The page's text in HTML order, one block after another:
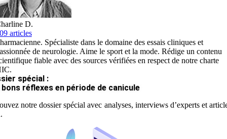
D.
articles
Spécialiste dans le domaine des essais cliniques et
de neurologie. Aime le sport et la mode. Rédige un contenu
fiable avec des sources vérifiées en respect de notre charte
spécial :
bons réflexes en période de canicule
notre dossier spécial avec analyses, interviews d’experts et